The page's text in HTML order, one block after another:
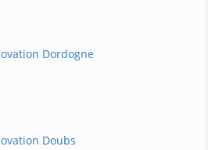
Dordogne
Doubs